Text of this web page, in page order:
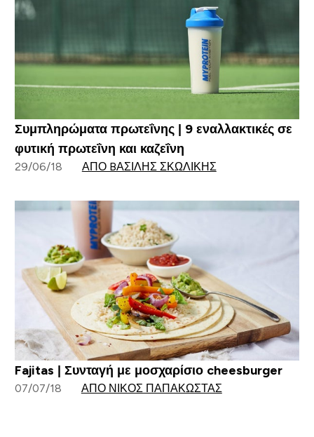
Συμπληρώματα πρωτεΐνης | 9 εναλλακτικές σε
φυτική πρωτεΐνη και καζεΐνη
29/06/18 ΑΠΌ BΑΣΊΛΗΣ ΣΚΩΛΊΚΗΣ
Fajitas | Συνταγή με μοσχαρίσιο cheesburger
07/07/18 ΑΠΌ ΝΊΚΟΣ ΠΑΠΑΚΏΣΤΑΣ